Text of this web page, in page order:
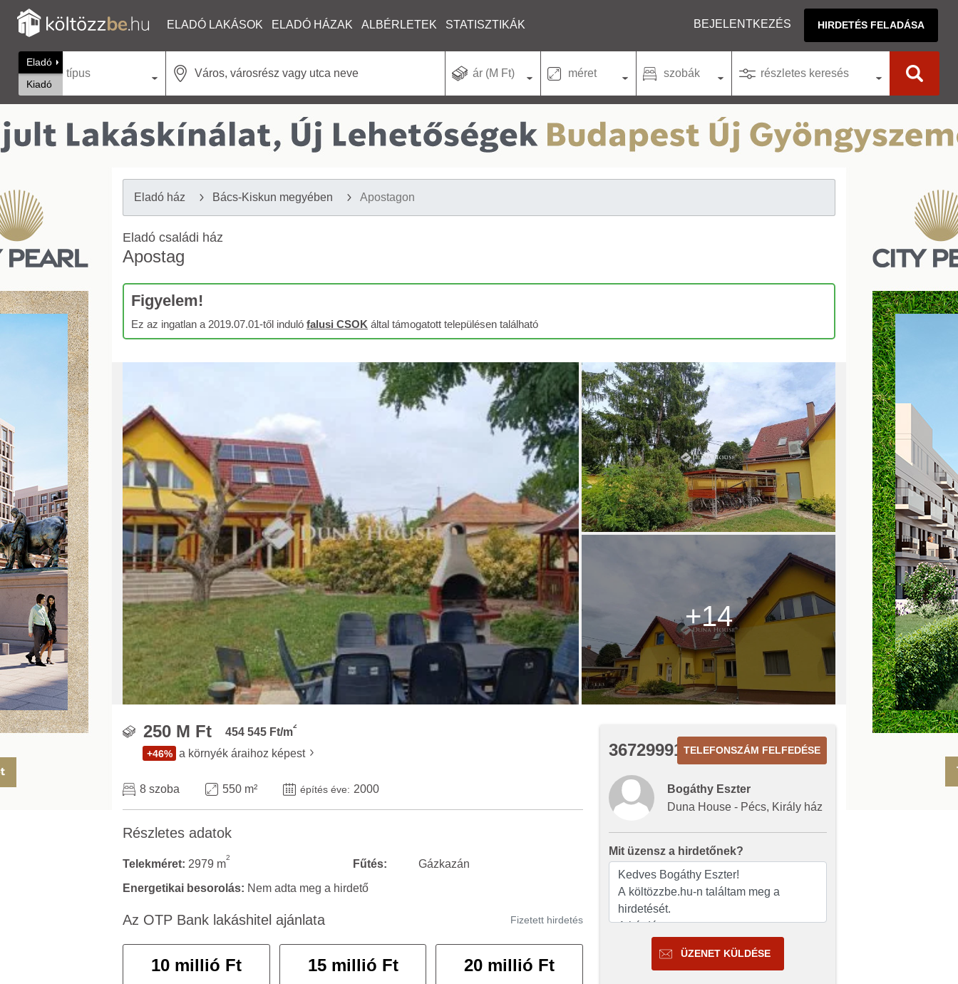
ELADÓ LAKÁSOK ELADÓ HÁZAK ALBÉRLETEK STATISZTIKÁK BEJELENTKEZÉS HIRDETÉS FELADÁSA
Eladó
Kiadó
típus ár (M Ft) méret szobák részletes keresés
Eladó ház Bács-Kiskun megyében Apostagon
Eladó családi ház
Apostag
Figyelem!
Ez az ingatlan a 2019.07.01-től induló falusi CSOK által támogatott településen található
250 M Ft 454 545 Ft/m
2
+46% a környék áraihoz képest
8 szoba 550 m² építés éve: 2000
Részletes adatok
Telekméret: 2979 m
2
Fűtés:
Gázkazán
Energetikai besorolás: Nem adta meg a hirdető
Az OTP Bank lakáshitel ajánlata Fizetett hirdetés
10 millió Ft 15 millió Ft 20 millió Ft
3672999187TELEFONSZÁM FELFEDÉSE
Bogáthy Eszter
Duna House - Pécs, Király ház
Mit üzensz a hirdetőnek?
ÜZENET KÜLDÉSE